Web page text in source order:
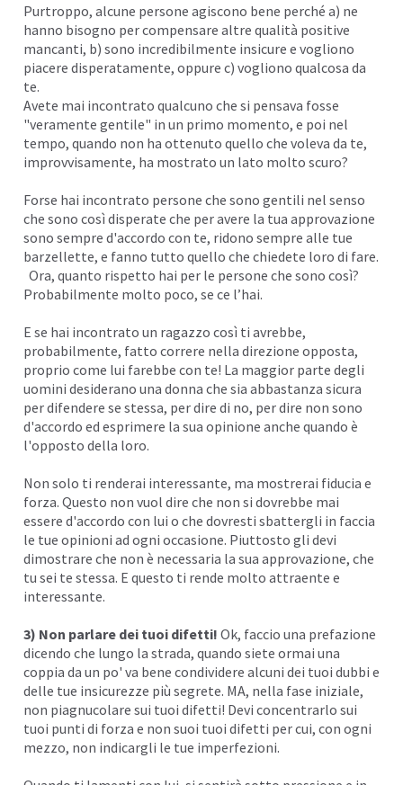
Purtroppo, alcune persone agiscono bene perché a) ne
hanno bisogno per compensare altre qualità positive
mancanti, b) sono incredibilmente insicure e vogliono
piacere disperatamente, oppure c) vogliono qualcosa da
te.
Avete mai incontrato qualcuno che si pensava fosse
"veramente gentile" in un primo momento, e poi nel
tempo, quando non ha ottenuto quello che voleva da te,
improvvisamente, ha mostrato un lato molto scuro?
Forse hai incontrato persone che sono gentili nel senso
che sono così disperate che per avere la tua approvazione
sono sempre d'accordo con te, ridono sempre alle tue
barzellette, e fanno tutto quello che chiedete loro di fare.
Ora, quanto rispetto hai per le persone che sono così?
Probabilmente molto poco, se ce l’hai.
E se hai incontrato un ragazzo così ti avrebbe,
probabilmente, fatto correre nella direzione opposta,
proprio come lui farebbe con te! La maggior parte degli
uomini desiderano una donna che sia abbastanza sicura
per difendere se stessa, per dire di no, per dire non sono
d'accordo ed esprimere la sua opinione anche quando è
l'opposto della loro.
Non solo ti renderai interessante, ma mostrerai fiducia e
forza. Questo non vuol dire che non si dovrebbe mai
essere d'accordo con lui o che dovresti sbattergli in faccia
le tue opinioni ad ogni occasione. Piuttosto gli devi
dimostrare che non è necessaria la sua approvazione, che
tu sei te stessa. E questo ti rende molto attraente e
interessante.
3) Non parlare dei tuoi difetti! Ok, faccio una prefazione
dicendo che lungo la strada, quando siete ormai una
coppia da un po' va bene condividere alcuni dei tuoi dubbi e
delle tue insicurezze più segrete. MA, nella fase iniziale,
non piagnucolare sui tuoi difetti! Devi concentrarlo sui
tuoi punti di forza e non suoi tuoi difetti per cui, con ogni
mezzo, non indicargli le tue imperfezioni.